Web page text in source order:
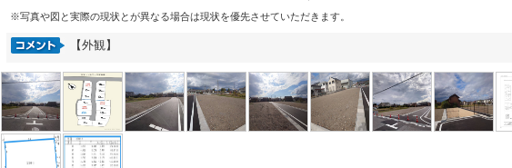
※写真や図と実際の現状とが異なる場合は現状を優先させていただきます。
【外観】